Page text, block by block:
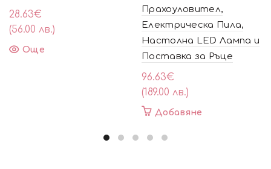
28.63€
(56.00 лв.)
Още
Прахоуловител,
Електрическа Пила,
Настолна LED Лампа и
Поставка за Ръце
96.63€
(189.00 лв.)
Добавяне